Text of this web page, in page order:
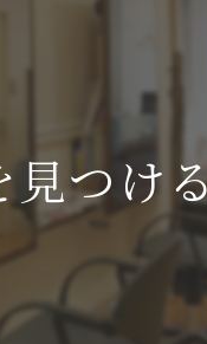
つけ